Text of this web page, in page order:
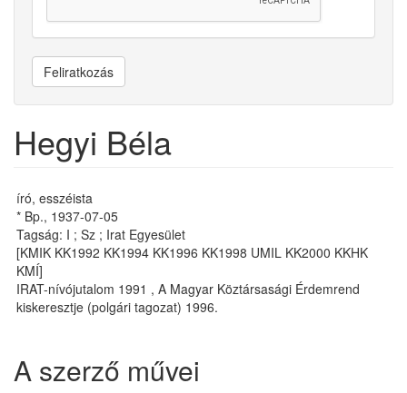
Feliratkozás
Hegyi Béla
író, esszéista
* Bp., 1937-07-05
Tagság: I ; Sz ; Irat Egyesület
[KMIK KK1992 KK1994 KK1996 KK1998 UMIL KK2000 KKHK
KMÍ]
IRAT-nívójutalom 1991 , A Magyar Köztársasági Érdemrend
kiskeresztje (polgári tagozat) 1996.
A szerző művei